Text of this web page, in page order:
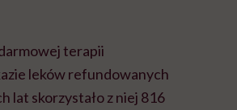
terapii
leków refundowanych
lat skorzystało z niej 816